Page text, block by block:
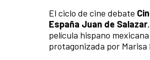
El ciclo de cine debate
España Juan de Salazar
película hispano
protagonizada por